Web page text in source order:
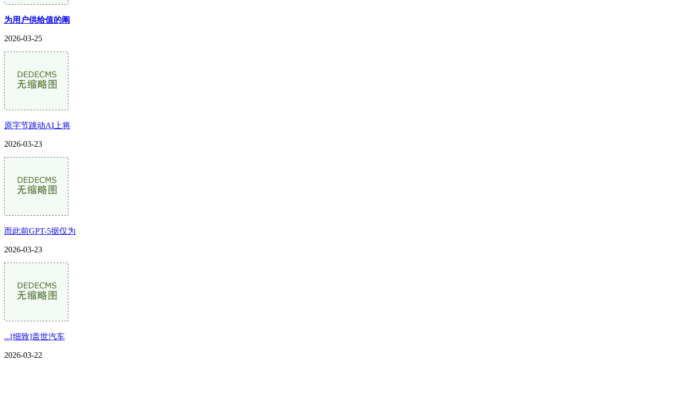
为用户供给值的阐
2026-03-25
原字节跳动AI上将
2026-03-23
而此前GPT-5据仅为
2026-03-23
...[细致]盖世汽车
2026-03-22